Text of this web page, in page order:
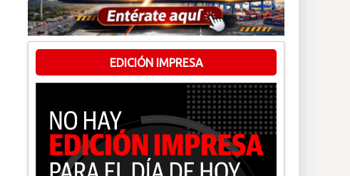
EDICIÓN IMPRESA